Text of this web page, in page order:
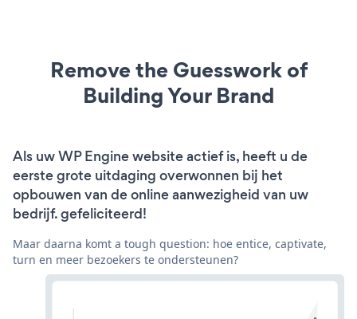
Remove the Guesswork of
Building Your Brand
Als uw WP Engine website actief is, heeft u de
eerste grote uitdaging overwonnen bij het
opbouwen van de online aanwezigheid van uw
bedrijf. gefeliciteerd!
Maar daarna komt a tough question: hoe entice, captivate,
turn en meer bezoekers te ondersteunen?